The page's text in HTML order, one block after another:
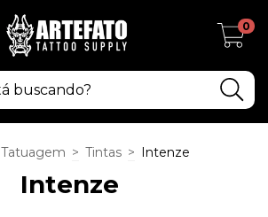
0
Tatuagem > Tintas > Intenze
Intenze